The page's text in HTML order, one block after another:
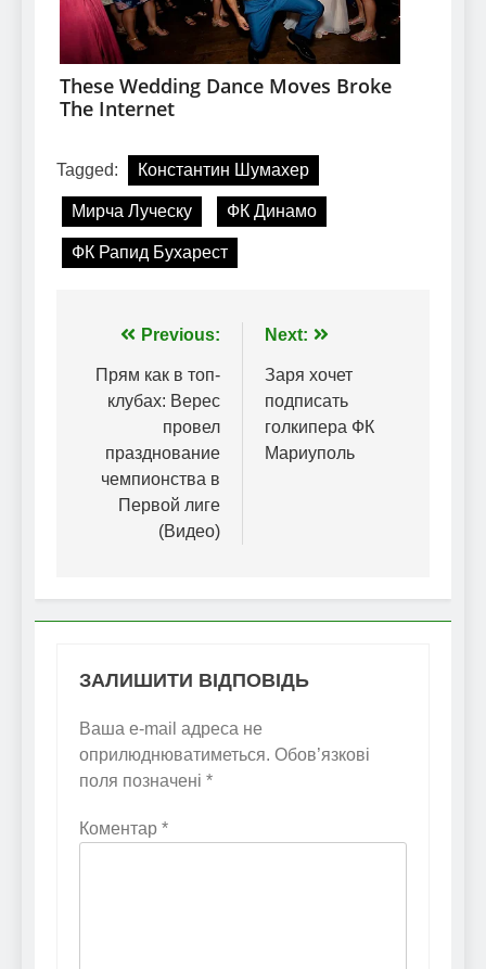
Tagged: Константин Шумахер
Мирча Луческу ФК Динамо
ФК Рапид Бухарест
Навігація
записів
Previous:
Прям как в топ-
клубах: Верес
провел
празднование
чемпионства в
Первой лиге
(Видео)
Next:
Заря хочет
подписать
голкипера ФК
Мариуполь
ЗАЛИШИТИ ВІДПОВІДЬ
Ваша e-mail адреса не
оприлюднюватиметься. Обов’язкові
поля позначені *
Коментар *